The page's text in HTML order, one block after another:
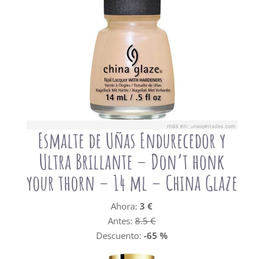
Esmalte de Uñas Endurecedor y
Ultra Brillante – Don’t honk
your thorn – 14 ml – China Glaze
Ahora:3 €
Antes:8.5 €
Descuento: -65 %